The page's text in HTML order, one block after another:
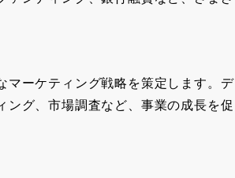
マーケティング戦略を策定します。デ
ング、市場調査など、事業の成長を促